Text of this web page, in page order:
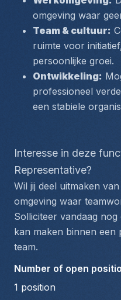
omgeving waar
Team & cultuur:
ruimte voor
persoonlijke groei.
Ontwikkeling:
professioneel
een stabiele
Interesse in deze
Representative?
Wil jij deel uitmaken
omgeving waar
Solliciteer vandaag
kan maken binnen een
team.
Number of open
1 position